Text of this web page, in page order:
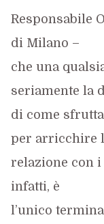
Responsabile
di Milano –
che una
seriamente la
di come
per arricchire
relazione con
infatti, è
l’unico